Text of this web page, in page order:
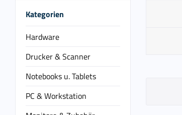
Kategorien
Hardware
Drucker & Scanner
Notebooks u. Tablets
PC & Workstation